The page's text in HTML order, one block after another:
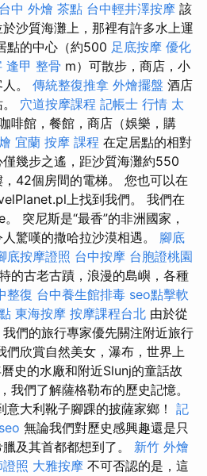
台中 外燴 茶點 台中輕井澤按摩 該
沙質海灘上，那裡有許多水上運
點的中心（約500 足底按摩 優化
逢甲 整骨 m）可散步，商店，小
。 傳統整復推拿 外燴擺盤 酒店
穴道按摩課程 記帳士 行情 太
啡館，餐館，商店（娛樂，購
宜蘭 按摩 課程 在定居點​​的相對
幾步之遙，距沙質海灘約550
42個房間的電梯。 您也可以在
上找到我們。 我們在
突尼斯是“最香”的非洲國家，
驚嘆的撒哈拉沙漠相遇。 腳底
底按摩證照 台中按摩 台胞證桃園
的古老古蹟，浪漫的島嶼，各種
整復 台中養生館排毒 seo點擊軟
東海按摩 按摩課程台北 由於從
們的旅行專家優先關注附近旅行
們欣賞自然美女，瀑布，世界上
史的水廠和附近Slunj的童話故
我們了解薩格勒布的歷史記憶。
意大利靴子腳踝的披薩家鄉！ 記
無論我們對歷史感興趣還是只
及其首都都想到了。 新竹 外燴
照 大雅按摩 不可否認的是，這